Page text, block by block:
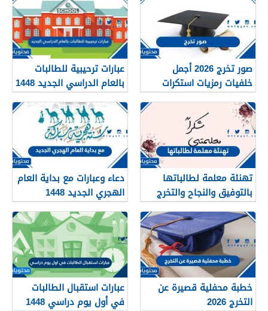
صور تخرج 2026 أجمل
خلفيات رمزيات استكرات
مبروك التخرج 1448
عبارات ترحيبية للطالبات
بالعام الدراسي الجديد 1448
بالصور
تهنئة معلمة لطالباتها
بالتوفيق والنجاح والتخرج
2026
دعاء وعبارات مع بداية العام
الهجري الجديد 1448
خطبة محفلية قصيرة عن
التخرج 2026
عبارات استقبال الطالبات
في أول يوم دراسي 1448